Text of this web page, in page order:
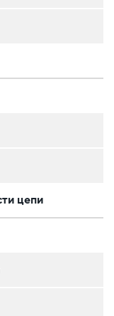
цепи